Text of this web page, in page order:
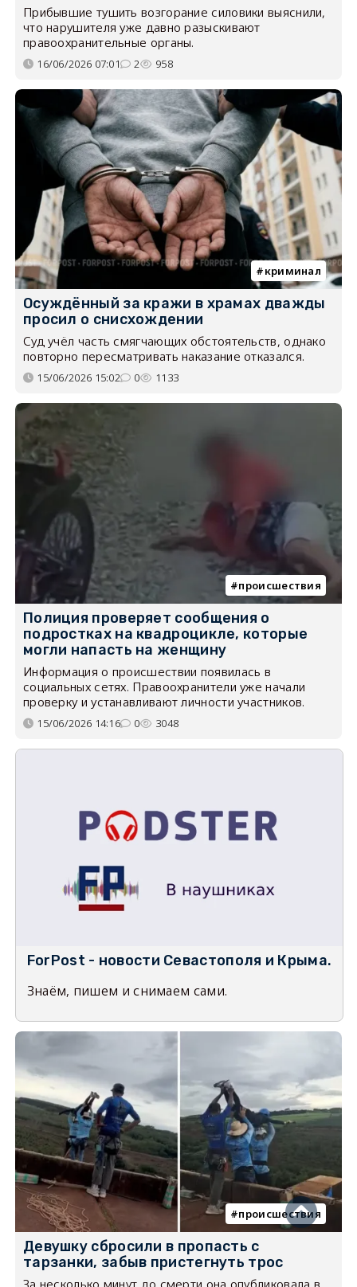
Прибывшие тушить возгорание силовики выяснили,
что нарушителя уже давно разыскивают
правоохранительные органы.
16/06/2026 07:01 2 958
криминал
Осуждённый за кражи в храмах дважды
просил о снисхождении
Суд учёл часть смягчающих обстоятельств, однако
повторно пересматривать наказание отказался.
15/06/2026 15:02 0 1133
происшествия
Полиция проверяет сообщения о
подростках на квадроцикле, которые
могли напасть на женщину
Информация о происшествии появилась в
социальных сетях. Правоохранители уже начали
проверку и устанавливают личности участников.
15/06/2026 14:16 0 3048
ForPost - новости Севастополя и Крыма.
Знаём, пишем и снимаем сами.
происшествия
Девушку сбросили в пропасть с
тарзанки, забыв пристегнуть трос